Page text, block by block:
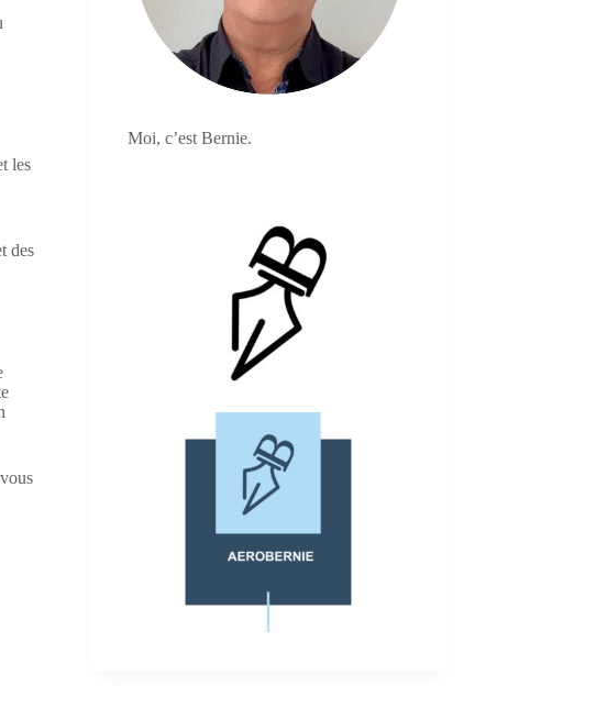
les
des
Moi, c’est Bernie.